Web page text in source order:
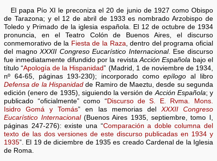
El papa Pío XI le preconiza el 20 de junio de 1927 como Obispo
de Tarazona; y el 12 de abril de 1933 es nombrado Arzobispo de
Toledo y Primado de la iglesia española. El 12 de octubre de 1934
pronuncia, en el Teatro Colón de Buenos Aires, el discurso
conmemorativo de la Fiesta de la Raza , dentro del programa oficial
del magnoXXXII Congreso Eucarístico Internacional. Ese discurso
fue inmediatamente difundido por la revista Acción Española bajo el
título “Apología de la Hispanidad” (Madrid, 1 de noviembre de 1934,
nº 64-65, páginas 193-230); incorporado comoepílogo al libro
Defensa de la Hispanidadde Ramiro de Maeztu, desde su segunda
edición (enero de 1935), siguiendo la versión de Acción Española; y
publicado “oficialmente” como “Discurso de S. E. Rvma. Mons.
Isidro Gomá y Tomás” en las memorias del XXXII Congreso
Eucarístico Internacional(Buenos Aires 1935, septiembre, tomo I,
páginas 247-276): existe una “Comparación a doble columna del
texto de las dos versiones de este discurso publicadas en 1934 y
1935”. El 19 de diciembre de 1935 es creado Cardenal de la Iglesia
de Roma.